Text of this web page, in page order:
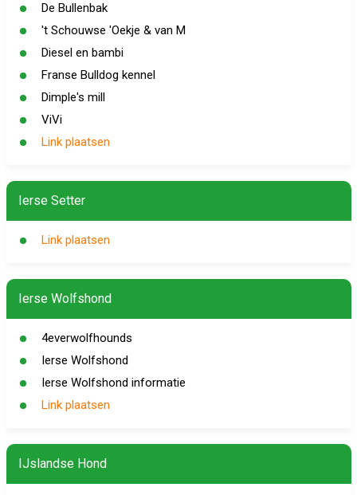
De Bullenbak
't Schouwse 'Oekje & van M
Diesel en bambi
Franse Bulldog kennel
Dimple's mill
ViVi
Link plaatsen
Ierse Setter
Link plaatsen
Ierse Wolfshond
4everwolfhounds
Ierse Wolfshond
Ierse Wolfshond informatie
Link plaatsen
IJslandse Hond